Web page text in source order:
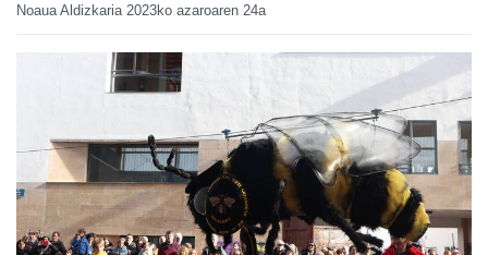
Noaua Aldizkaria 2023ko azaroaren 24a